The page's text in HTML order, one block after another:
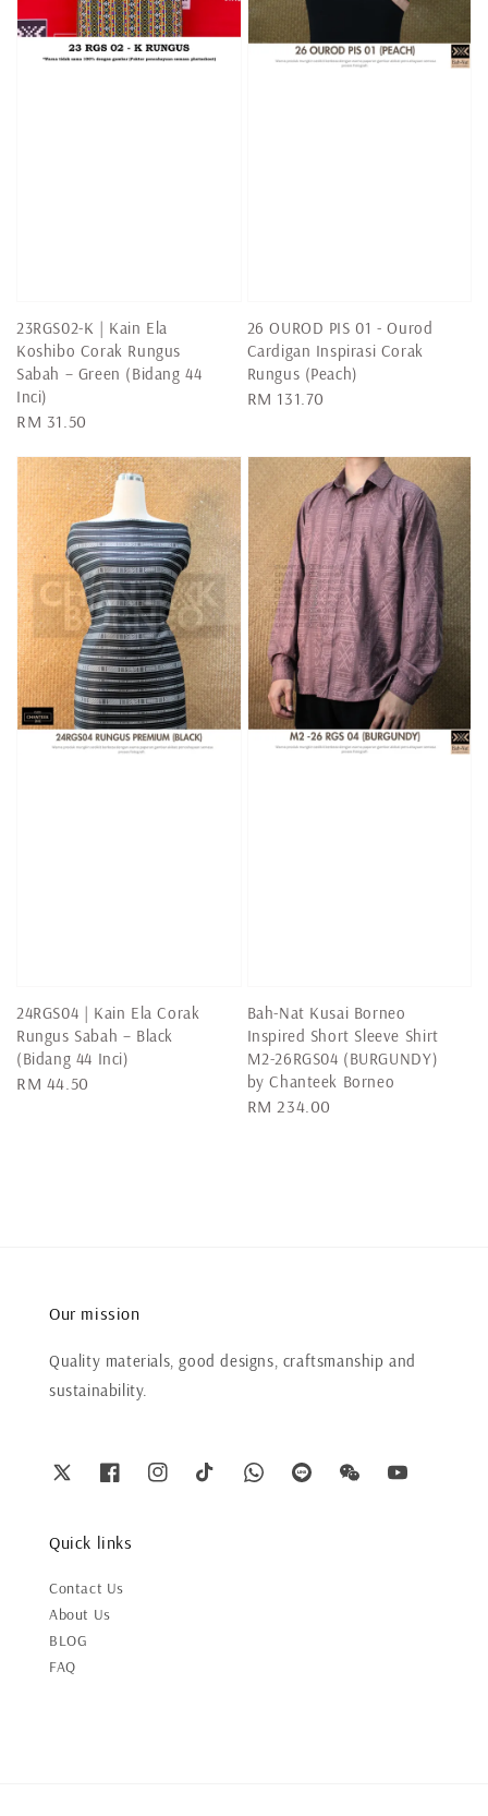
23RGS02-K | Kain Ela
Koshibo Corak Rungus
Sabah – Green (Bidang 44
Inci)
Regular
RM 31.50
26 OUROD PIS 01 - Ourod
Cardigan Inspirasi Corak
Rungus (Peach)
Regular
RM 131.70
24RGS04 | Kain Ela Corak
Rungus Sabah – Black
(Bidang 44 Inci)
Regular
RM 44.50
Bah-Nat Kusai Borneo
Inspired Short Sleeve Shirt
M2-26RGS04 (BURGUNDY)
by Chanteek Borneo
Regular
RM 234.00
Our mission
Quality materials, good designs, craftsmanship and
sustainability.
Quick links
Contact Us
About Us
BLOG
FAQ